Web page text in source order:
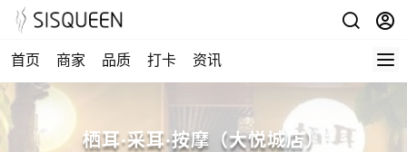
首页 商家 品质 打卡 资讯
栖耳·采耳·按摩（大悦城店）